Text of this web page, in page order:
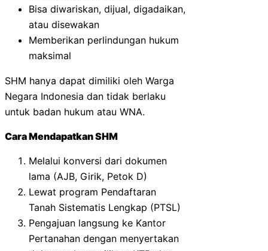
Bisa diwariskan, dijual, digadaikan,
atau disewakan
Memberikan perlindungan hukum
maksimal
SHM hanya dapat dimiliki oleh Warga
Negara Indonesia dan tidak berlaku
untuk badan hukum atau WNA.
Cara Mendapatkan SHM
Melalui konversi dari dokumen
lama (AJB, Girik, Petok D)
Lewat program Pendaftaran
Tanah Sistematis Lengkap (PTSL)
Pengajuan langsung ke Kantor
Pertanahan dengan menyertakan